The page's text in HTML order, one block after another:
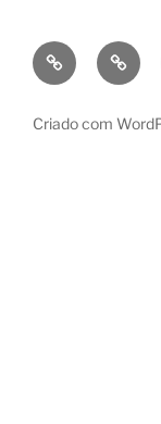
Bio
Criado com